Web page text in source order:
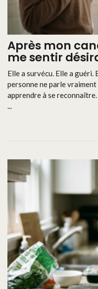
Après mon
me sentir
Elle a survécu. Elle a
personne ne parle
apprendre à se
...